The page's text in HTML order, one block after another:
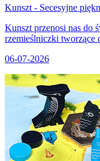
Kunszt - Secesyjne
Kunszt przenosi nas do
rzemieślniczki tworzące
06-07-2026